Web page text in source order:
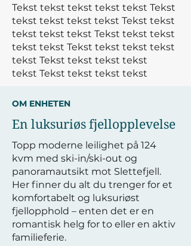
Tekst tekst tekst tekst tekst Tekst
tekst tekst tekst tekst Tekst tekst
tekst tekst tekst Tekst tekst tekst
tekst tekst Tekst tekst tekst tekst
tekst Tekst tekst tekst tekst
tekst Tekst tekst tekst tekst
OM ENHETEN
En luksuriøs fjellopplevelse
Topp moderne leilighet på 124
kvm med ski-in/ski-out og
panoramautsikt mot Slettefjell.
Her finner du alt du trenger for et
komfortabelt og luksuriøst
fjellopphold – enten det er en
romantisk helg for to eller en aktiv
familieferie.